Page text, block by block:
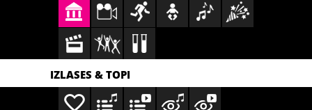
IZLASES & TOPI